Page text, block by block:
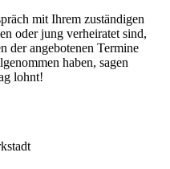
mit Ihrem zuständigen
oder jung verheiratet sind,
der angebotenen Termine
haben, sagen
lohnt!